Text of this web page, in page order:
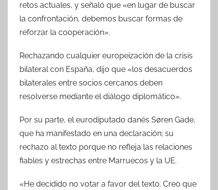
retos actuales, y señaló que «en lugar de buscar
la confrontación, debemos buscar formas de
reforzar la cooperación».
Rechazando cualquier europeización de la crisis
bilateral con España, dijo que «los desacuerdos
bilaterales entre socios cercanos deben
resolverse mediante el diálogo diplomático».
Por su parte, el eurodiputado danés Søren Gade,
que ha manifestado en una declaración; su
rechazo al texto porque no refleja las relaciones
fiables y estrechas entre Marruecos y la UE.
«He decidido no votar a favor del texto. Creo que